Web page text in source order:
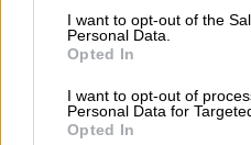
consent section.
I want to opt-out of the
Personal Data.
Opted In
I want to opt-out of
Personal Data for
Opted In
Tutustu Procountor
Kokeile